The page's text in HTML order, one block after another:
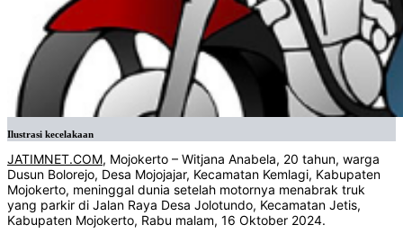
Ilustrasi kecelakaan
JATIMNET.COM, Mojokerto – Witjana Anabela, 20 tahun, warga
Dusun Bolorejo, Desa Mojojajar, Kecamatan Kemlagi, Kabupaten
Mojokerto, meninggal dunia setelah motornya menabrak truk
yang parkir di Jalan Raya Desa Jolotundo, Kecamatan Jetis,
Kabupaten Mojokerto, Rabu malam, 16 Oktober 2024.